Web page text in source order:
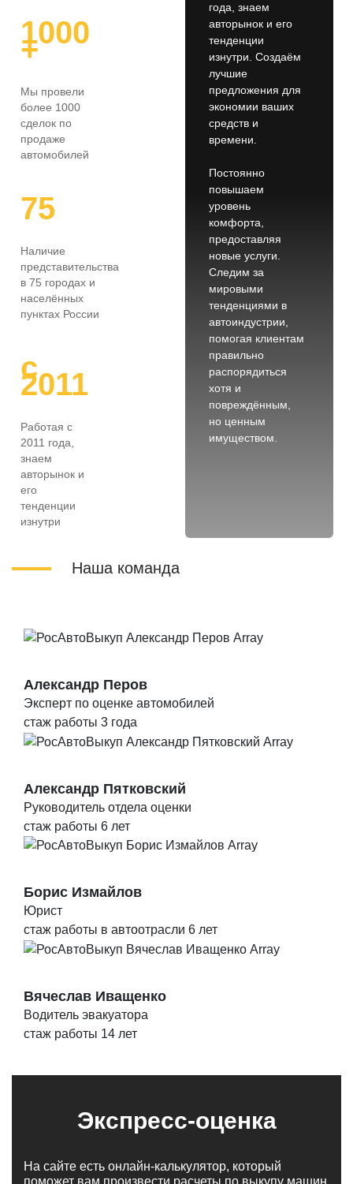
1000
+
Мы провели
более 1000
сделок по
продаже
автомобилей
75
Наличие
представительства
в 75 городах и
населённых
пунктах России
с
2011
Работая с
2011 года,
знаем
авторынок и
его
тенденции
изнутри
года, знаем
авторынок и его
тенденции
изнутри. Создаём
лучшие
предложения для
экономии ваших
средств и
времени.
Постоянно
повышаем
уровень
комфорта,
предоставляя
новые услуги.
Следим за
мировыми
тенденциями в
автоиндустрии,
помогая клиентам
правильно
распорядиться
хотя и
повреждённым,
но ценным
имуществом.
Наша команда
Александр Перов
Эксперт по оценке автомобилей
стаж работы 3 года
Александр Пятковский
Руководитель отдела оценки
стаж работы 6 лет
Борис Измайлов
Юрист
стаж работы в автоотрасли 6 лет
Вячеслав Иващенко
Водитель эвакуатора
стаж работы 14 лет
Экспресс-оценка
На сайте есть онлайн-калькулятор, который